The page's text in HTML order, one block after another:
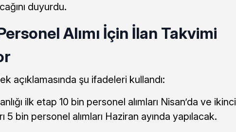
duyurdu.
Alımı İçin İlan Takvimi
açıklamasında şu ifadeleri kullandı:
ilk etap 10 bin personel alımları Nisan’da ve ikinci
5 bin personel alımları Haziran ayında yapılacak.